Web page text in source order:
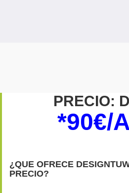
PRECIO:
*90€/
¿QUE OFRECE
PRECIO?